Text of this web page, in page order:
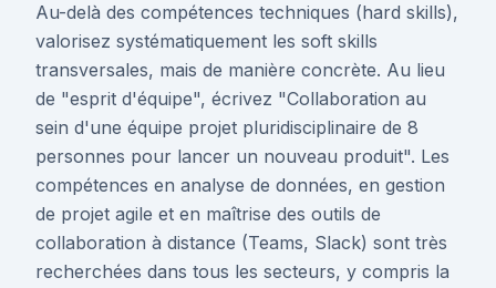
Au-delà des compétences techniques (hard skills),
valorisez systématiquement les soft skills
transversales, mais de manière concrète. Au lieu
de "esprit d'équipe", écrivez "Collaboration au
sein d'une équipe projet pluridisciplinaire de 8
personnes pour lancer un nouveau produit". Les
compétences en analyse de données, en gestion
de projet agile et en maîtrise des outils de
collaboration à distance (Teams, Slack) sont très
recherchées dans tous les secteurs, y compris la